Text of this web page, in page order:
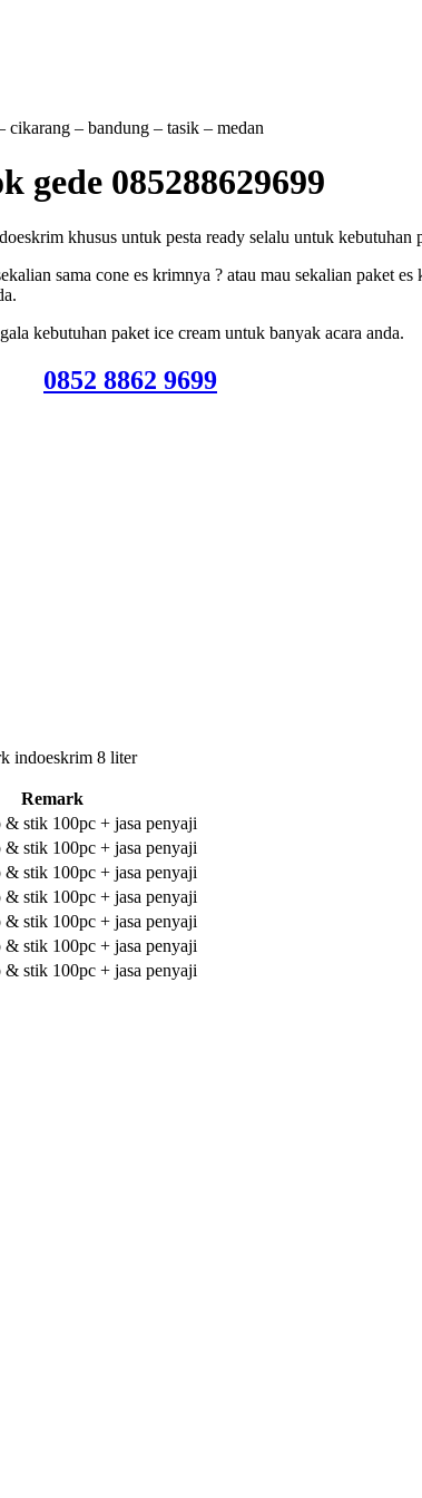
– bandung – tasik – medan
085288629699
khusus untuk pesta ready selalu untuk kebutuhan
sama cone es krimnya ? atau mau sekalian paket
kebutuhan paket ice cream untuk banyak acara anda.
0852 8862 9699
indoeskrim 8 liter
Remark
stik 100pc + jasa penyaji
stik 100pc + jasa penyaji
stik 100pc + jasa penyaji
stik 100pc + jasa penyaji
stik 100pc + jasa penyaji
stik 100pc + jasa penyaji
stik 100pc + jasa penyaji